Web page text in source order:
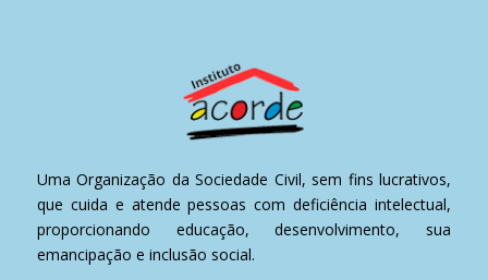
Uma Organização da Sociedade Civil, sem fins lucrativos,
que cuida e atende pessoas com deficiência intelectual,
proporcionando educação, desenvolvimento, sua
emancipação e inclusão social.